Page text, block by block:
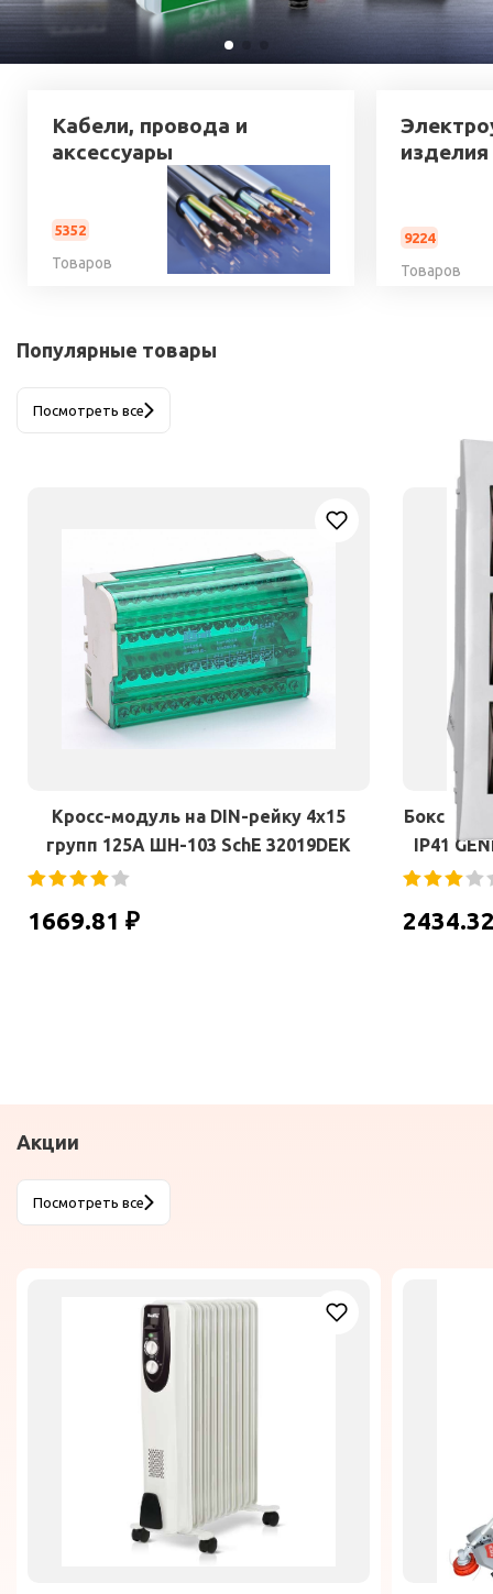
Кабели, провода и
аксессуары
5352
Товаров
изделия
9224
Товаров
Популярные товары
Посмотреть все
Кросс-модуль на DIN-рейку 4х15
групп 125А ШН-103 SchE 32019DEK
1669.81 ₽
Бокс
IP41
Акции
Посмотреть все